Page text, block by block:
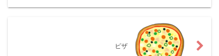
ピザ